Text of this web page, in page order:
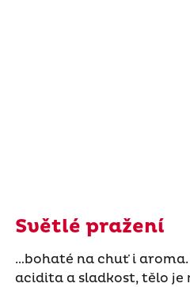
Světlé pražení
…bohaté na chuť i aroma.
acidita a sladkost, tělo je